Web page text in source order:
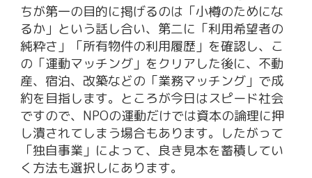
ちが第一の目的に掲げるのは「小樽のためにな
るか」という話し合い、第二に「利用希望者の
純粋さ」「所有物件の利用履歴」を確認し、こ
の「運動マッチング」をクリアした後に、不動
産、宿泊、改築などの「業務マッチング」で成
約を目指します。ところが今日はスピード社会
ですので、NPOの運動だけでは資本の論理に押
し潰されてしまう場合もあります。したがって
「独自事業」によって、良き見本を蓄積してい
く方法も選択しにあります。